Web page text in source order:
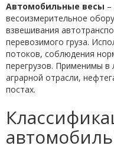
Автомобильные весы –
весоизмерительное
взвешивания
перевозимого груза.
потоков, соблюдения
перегрузов. Применимы в
аграрной отрасли,
постах.